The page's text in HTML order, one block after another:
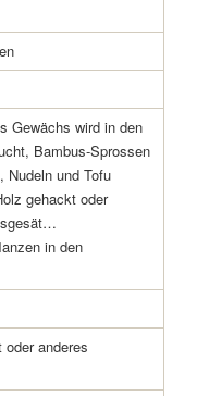
Gewächs wird in den
Bambus-Sprossen
Nudeln und Tofu
gehackt oder
in den
oder anderes